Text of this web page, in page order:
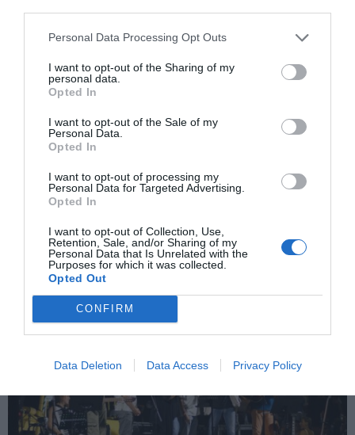
Personal Data Processing Opt Outs
I want to opt-out of the Sharing of my
personal data.
Opted In
I want to opt-out of the Sale of my
Personal Data.
Opted In
I want to opt-out of processing my
Personal Data for Targeted Advertising.
Opted In
I want to opt-out of Collection, Use,
Retention, Sale, and/or Sharing of my
Personal Data that Is Unrelated with the
Purposes for which it was collected.
Opted Out
CONFIRM
Data Deletion Data Access Privacy Policy
12χρονα έκαναν κόλαση τη ζωή συμμαθήτριάς τους στο σχολείο